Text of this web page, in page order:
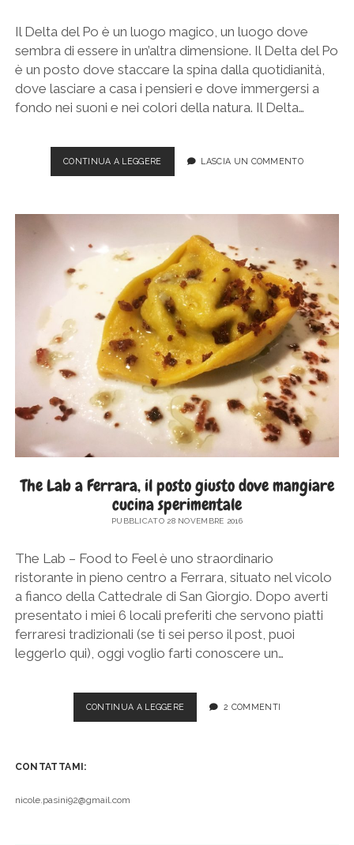
Il Delta del Po è un luogo magico, un luogo dove
sembra di essere in un’altra dimensione. Il Delta del Po
è un posto dove staccare la spina dalla quotidianità,
dove lasciare a casa i pensieri e dove immergersi a
fondo nei suoni e nei colori della natura. Il Delta…
CONTINUA A LEGGERE VISITARE
IL
VEDERE
A
VOLANO
E
NELL’OASI
CANNEVIÈ
LASCIA UN COMMENTO
The Lab a Ferrara, il posto giusto dove mangiare
cucina sperimentale
PUBBLICATO 28 NOVEMBRE 2016
The Lab – Food to Feel è uno straordinario
ristorante in pieno centro a Ferrara, situato nel vicolo
a fianco della Cattedrale di San Giorgio. Dopo averti
presentato i miei 6 locali preferiti che servono piatti
ferraresi tradizionali (se ti sei perso il post, puoi
leggerlo qui), oggi voglio farti conoscere un…
CONTINUA A LEGGERE
LAB
2 COMMENTI
CONTATTAMI:
nicole.pasini92@gmail.com